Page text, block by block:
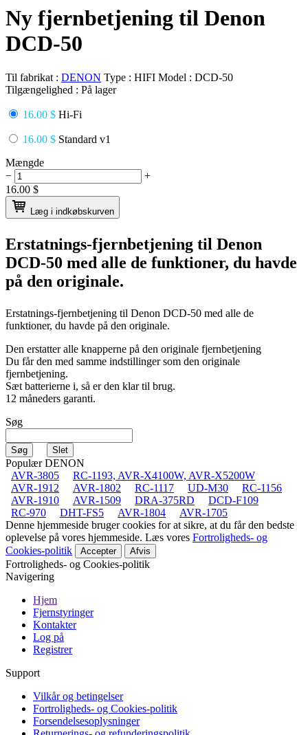
Ny fjernbetjening til Denon
DCD-50
Til fabrikat : DENON Type : HIFI Model : DCD-50
Tilgængelighed : På lager
16.00 $ Hi-Fi
16.00 $ Standard v1
Mængde
−
+
16.00 $
Læg i indkøbskurven
Erstatnings-fjernbetjening til Denon
DCD-50 med alle de funktioner, du havde
på den originale.
Erstatnings-fjernbetjening til Denon DCD-50 med alle de
funktioner, du havde på den originale.
Den erstatter alle knapperne på den originale fjernbetjening
Du får den med samme indstillinger som den originale
fjernbetjening.
Sæt batterierne i, så er den klar til brug.
12 måneders garanti.
Søg
Populær DENON
AVR-3805
RC-1193, AVR-X4100W, AVR-X5200W
AVR-1912
AVR-1802 RC-1117 UD-M30
RC-1156
AVR-1910
AVR-1509 DRA-375RD
DCD-F109
RC-970
DHT-FS5 AVR-1804
AVR-1705
Denne hjemmeside bruger cookies for at sikre, at du får den bedste
oplevelse på vores hjemmeside. Læs vores Fortroligheds- og
Cookies-politik
Accepter Afvis
Fortroligheds- og Cookies-politik
Navigering
Hjem
Fjernstyringer
Kontakter
Log på
Registrer
Support
Vilkår og betingelser
Fortroligheds- og Cookies-politik
Forsendelsesoplysninger